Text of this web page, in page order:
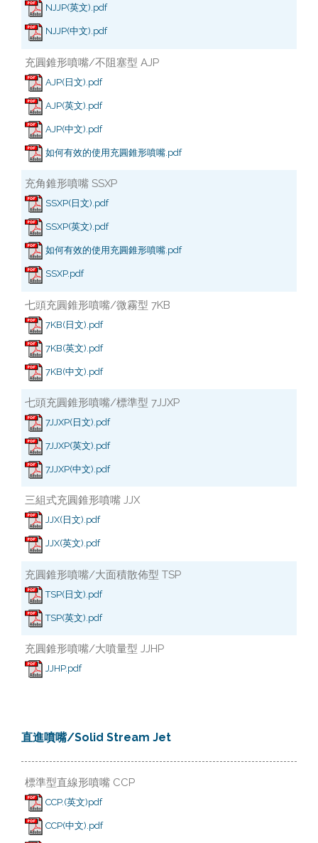
NJJP(英文).pdf
NJJP(中文).pdf
充圓錐形噴嘴/不阻塞型 AJP
AJP(日文).pdf
AJP(英文).pdf
AJP(中文).pdf
如何有效的使用充圓錐形噴嘴.pdf
充角錐形噴嘴 SSXP
SSXP(日文).pdf
SSXP(英文).pdf
如何有效的使用充圓錐形噴嘴.pdf
SSXP.pdf
七頭充圓錐形噴嘴/微霧型 7KB
7KB(日文).pdf
7KB(英文).pdf
7KB(中文).pdf
七頭充圓錐形噴嘴/標準型 7JJXP
7JJXP(日文).pdf
7JJXP(英文).pdf
7JJXP(中文).pdf
三組式充圓錐形噴嘴 JJX
JJX(日文).pdf
JJX(英文).pdf
充圓錐形噴嘴/大面積散佈型 TSP
TSP(日文).pdf
TSP(英文).pdf
充圓錐形噴嘴/大噴量型 JJHP
JJHP.pdf
直進噴嘴/Solid Stream Jet
標準型直線形噴嘴 CCP
CCP.(英文)pdf
CCP(中文).pdf